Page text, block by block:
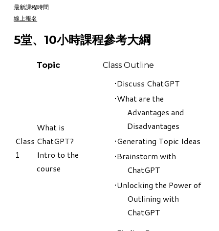
最新課程時間
線上報名
5堂、10小時課程參考大綱
Topic Class Outline
Class
1
​What is
ChatGPT?
Intro to the
course
Discuss ChatGPT
What are the
Advantages and
Disadvantages
Generating Topic Ideas
Brainstorm with
ChatGPT
Unlocking the Power of
Outlining with
ChatGPT